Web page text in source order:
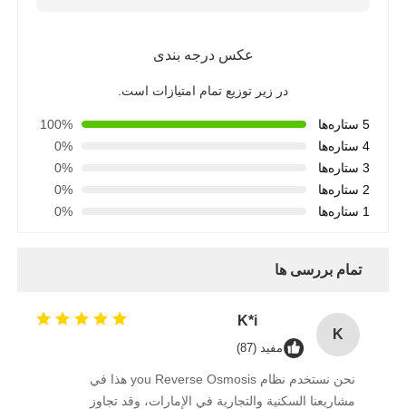
غشای RO مسکونی
ضدعفونی کننده ی آب UV
لوازم اتصال فیلتر آب
غشای RO صنعتی
محفظه غشایی RO
عکس درجه بندی
در زیر توزیع تمام امتیازات است.
5 ستاره‌ها
100%
4 ستاره‌ها
0%
3 ستاره‌ها
0%
2 ستاره‌ها
0%
1 ستاره‌ها
0%
تمام بررسی ها
K
K*i
مفید (87)
نحن نستخدم نظام you Reverse Osmosis هذا في
مشاريعنا السكنية والتجارية في الإمارات، وقد تجاوز